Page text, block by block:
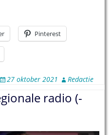
Pinterest
27 oktober 2021 Redactie
radio (-